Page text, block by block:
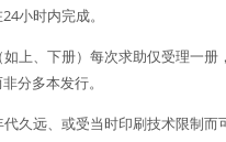
小时内完成。
上、下册）每次求助仅受理一册
分多本发行。
久远、或受当时印刷技术限制而